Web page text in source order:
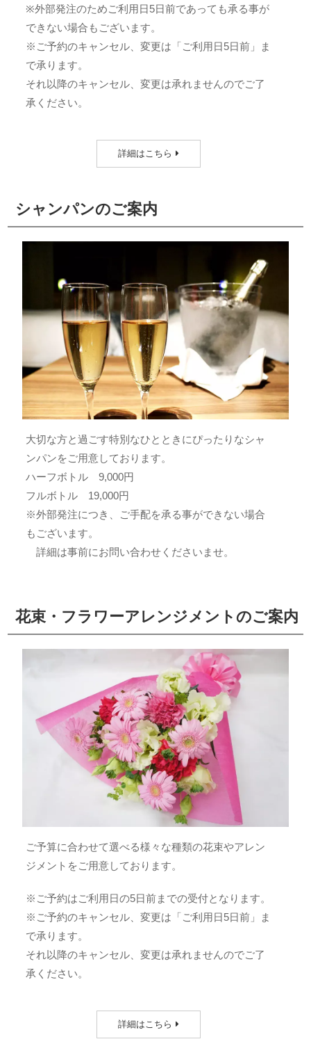
※外部発注のためご利用日5日前であっても承る事が
できない場合もございます。
※ご予約のキャンセル、変更は「ご利用日5日前」ま
で承ります。
それ以降のキャンセル、変更は承れませんのでご了
承ください。
詳細はこちら
シャンパンのご案内
大切な方と過ごす特別なひとときにぴったりなシャ
ンパンをご用意しております。
ハーフボトル 9,000円
フルボトル 19,000円
※外部発注につき、ご手配を承る事ができない場合
もございます。
詳細は事前にお問い合わせくださいませ。
花束・フラワーアレンジメントのご案内
ご予算に合わせて選べる様々な種類の花束やアレン
ジメントをご用意しております。
※ご予約はご利用日の5日前までの受付となります。
※ご予約のキャンセル、変更は「ご利用日5日前」ま
で承ります。
それ以降のキャンセル、変更は承れませんのでご了
承ください。
詳細はこちら